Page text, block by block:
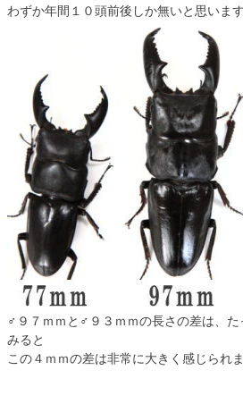
わずか年間１０頭前後しか無いと思います
♂９７ｍｍと♂９３ｍｍの長さの差は、た
みると
この４ｍｍの差は非常に大きく感じられま